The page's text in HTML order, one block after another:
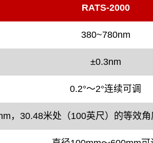
RATS-2000
380~780nm
±0.3nm
0.2°～2°连续可调
，30.48米处（100英尺）的等效